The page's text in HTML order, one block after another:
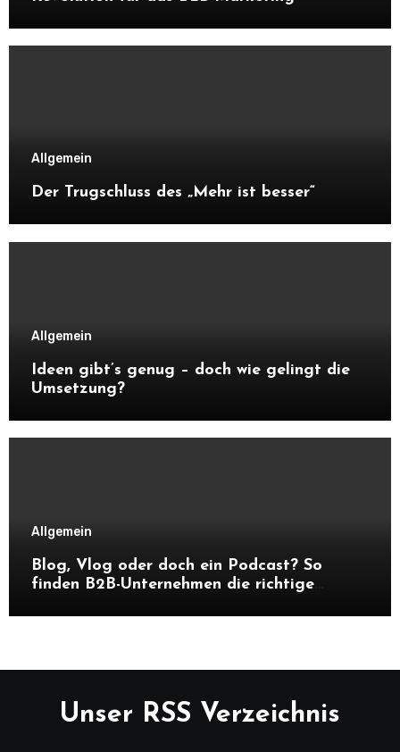
Allgemein
Der Trugschluss des „Mehr ist besser“
Allgemein
Ideen gibt’s genug – doch wie gelingt die
Umsetzung?
Allgemein
Blog, Vlog oder doch ein Podcast? So
finden B2B-Unternehmen die richtige
Unser RSS Verzeichnis